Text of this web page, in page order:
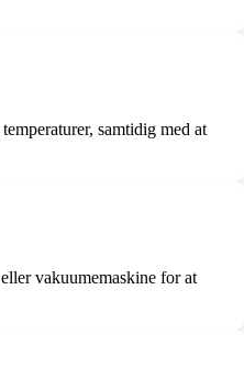
samtidig med at
vakuumemaskine for at